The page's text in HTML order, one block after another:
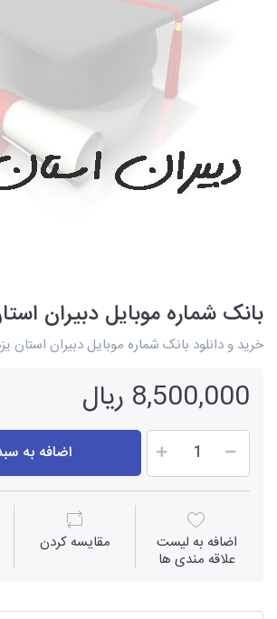
بانک شماره موبایل دبیران
خرید و دانلود بانک شماره موبایل دبیران استان
8,500,000 ریال
اضافه به
اضافه به لیست
علاقه مندی ها
مقايسه كردن